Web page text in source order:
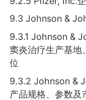
9.3 Johnson &
9.3.1 Johnson &
窦炎治疗生产基地
位
9.3.2 Johnson &
产品规格、参数及